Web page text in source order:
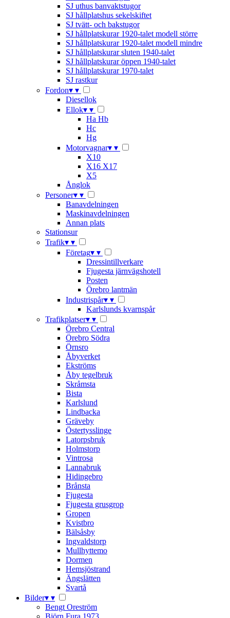
SJ uthus banvaktstugor
SJ hållplatshus sekelskiftet
SJ tvätt- och bakstugor
SJ hållplatskurar 1920-talet modell större
SJ hållplatskurar 1920-talet modell mindre
SJ hållplatskurar sluten 1940-talet
SJ hållplatskurar öppen 1940-talet
SJ hållplatskurar 1970-talet
SJ rastkur
Fordon▾ ▾
Diesellok
Ellok▾ ▾
Ha Hb
Hc
Hg
Motorvagnar▾ ▾
X10
X16 X17
X5
Ånglok
Personer▾ ▾
Banavdelningen
Maskinavdelningen
Annan plats
Stationsur
Trafik▾ ▾
Företag▾ ▾
Dressintillverkare
Fjugesta järnvägshotell
Posten
Örebro lantmän
Industrispår▾ ▾
Karlslunds kvarnspår
Trafikplatser▾ ▾
Örebro Central
Örebro Södra
Örnsro
Åbyverket
Ekströms
Åby tegelbruk
Skråmsta
Bista
Karlslund
Lindbacka
Gräveby
Östertysslinge
Latorpsbruk
Holmstorp
Vintrosa
Lannabruk
Hidingebro
Brånsta
Fjugesta
Fjugesta grusgrop
Gropen
Kvistbro
Bälsåsby
Ingvaldstorp
Mullhyttemo
Dormen
Hemsjöstrand
Ängslätten
Svartå
Bilder▾ ▾
Bengt Oreström
Björn Fura 1973